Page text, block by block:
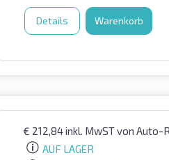
Details Warenkorb
€ 212,84inkl. MwSTvon Auto-
AUF LAGER